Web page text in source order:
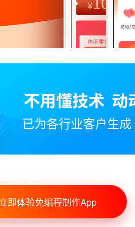
已为各行业客户生成
即体验免编程制作App